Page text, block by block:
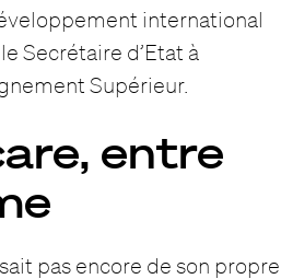
international
Secrétaire d’Etat à
Supérieur.
entre
pas encore de son propre